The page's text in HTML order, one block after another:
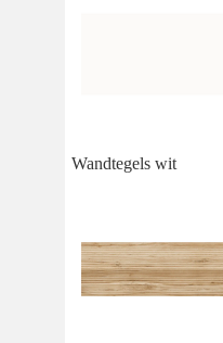
Wandtegels wit